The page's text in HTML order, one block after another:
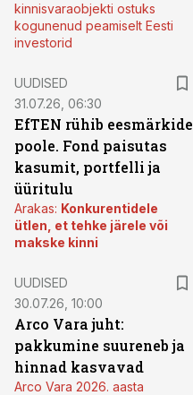
kinnisvaraobjekti ostuks
kogunenud peamiselt Eesti
investorid
UUDISED
31.07.26, 06:30
EfTEN rühib eesmärkide
poole. Fond paisutas
kasumit, portfelli ja
üüritulu
Arakas: Konkurentidele
ütlen, et tehke järele või
makske kinni
UUDISED
30.07.26, 10:00
Arco Vara juht:
pakkumine suureneb ja
hinnad kasvavad
Arco Vara 2026. aasta